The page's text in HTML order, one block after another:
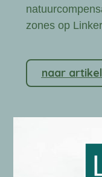
zones op
naar artikel